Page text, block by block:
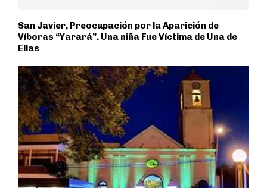
San Javier, Preocupación por la Aparición de
Víboras “Yarará”. Una niña Fue Víctima de Una de
Ellas